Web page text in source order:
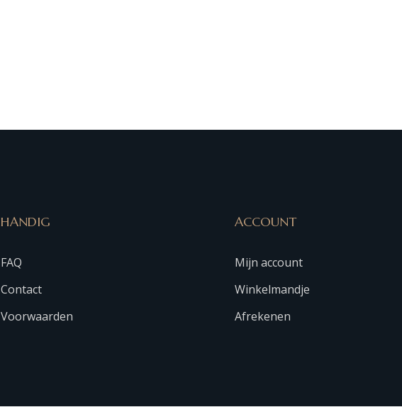
HANDIG
FAQ
Contact
Voorwaarden
ACCOUNT
Mijn account
Winkelmandje
Afrekenen